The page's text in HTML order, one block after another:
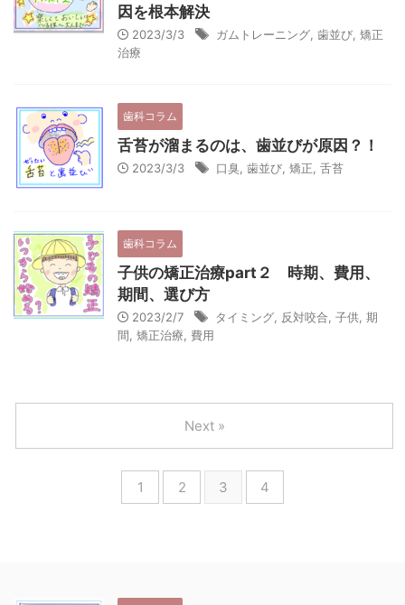
因を根本解決
2023/3/3 ガムトレーニング 歯並び 矯正
治療
歯科コラム
舌苔が溜まるのは、歯並びが原因？！
2023/3/3 口臭 歯並び 矯正 舌苔
歯科コラム
子供の矯正治療part２ 時期、費用、
期間、選び方
2023/2/7 タイミング 反対咬合 子供 期
間 矯正治療 費用
1 2 3 4
Next »